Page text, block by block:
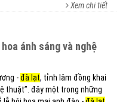
Xem chi tiết
-đà lạt, tỉnh lâm đồng khai
thuật”. đây một trong những